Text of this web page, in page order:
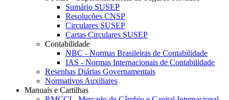
Sumário SUSEP
Resoluções CNSP
Circulares SUSEP
Cartas Circulares SUSEP
Contabilidade
NBC - Normas Brasileiras de Contabilidade
IAS - Normas Internacionais de Contabilidade
Resenhas Diárias Governamentais
Normativos Auxiliares
Manuais e Cartilhas